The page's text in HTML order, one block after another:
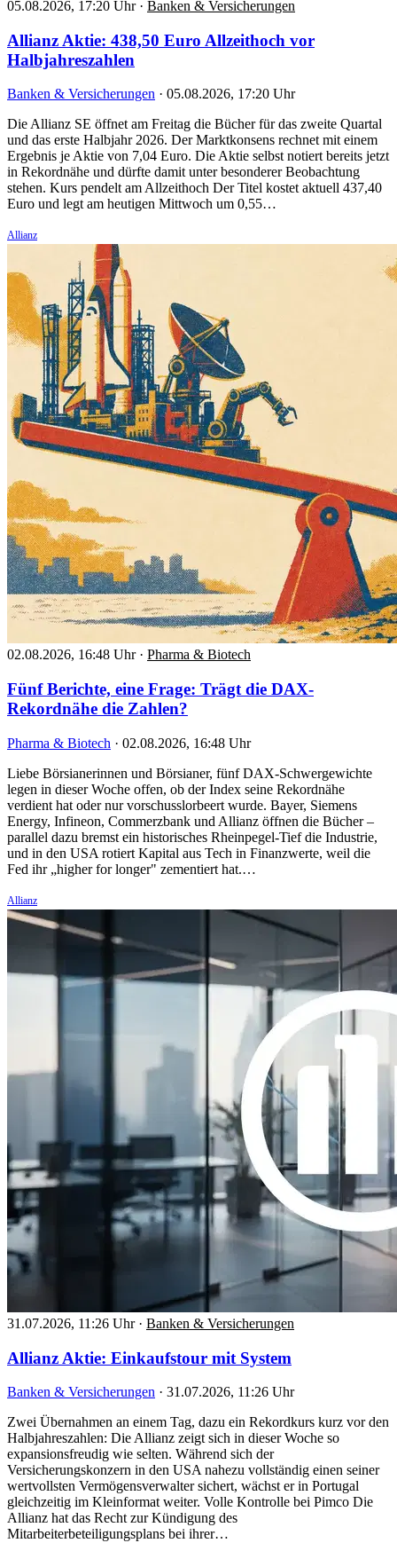
05.08.2026, 17:20 Uhr · Banken & Versicherungen
Allianz Aktie: 438,50 Euro Allzeithoch vor
Halbjahreszahlen
Banken & Versicherungen · 05.08.2026, 17:20 Uhr
Die Allianz SE öffnet am Freitag die Bücher für das zweite Quartal
und das erste Halbjahr 2026. Der Marktkonsens rechnet mit einem
Ergebnis je Aktie von 7,04 Euro. Die Aktie selbst notiert bereits jetzt
in Rekordnähe und dürfte damit unter besonderer Beobachtung
stehen. Kurs pendelt am Allzeithoch Der Titel kostet aktuell 437,40
Euro und legt am heutigen Mittwoch um 0,55…
Allianz
02.08.2026, 16:48 Uhr · Pharma & Biotech
Fünf Berichte, eine Frage: Trägt die DAX-
Rekordnähe die Zahlen?
Pharma & Biotech · 02.08.2026, 16:48 Uhr
Liebe Börsianerinnen und Börsianer, fünf DAX-Schwergewichte
legen in dieser Woche offen, ob der Index seine Rekordnähe
verdient hat oder nur vorschusslorbeert wurde. Bayer, Siemens
Energy, Infineon, Commerzbank und Allianz öffnen die Bücher –
parallel dazu bremst ein historisches Rheinpegel-Tief die Industrie,
und in den USA rotiert Kapital aus Tech in Finanzwerte, weil die
Fed ihr „higher for longer" zementiert hat.…
Allianz
31.07.2026, 11:26 Uhr · Banken & Versicherungen
Allianz Aktie: Einkaufstour mit System
Banken & Versicherungen · 31.07.2026, 11:26 Uhr
Zwei Übernahmen an einem Tag, dazu ein Rekordkurs kurz vor den
Halbjahreszahlen: Die Allianz zeigt sich in dieser Woche so
expansionsfreudig wie selten. Während sich der
Versicherungskonzern in den USA nahezu vollständig einen seiner
wertvollsten Vermögensverwalter sichert, wächst er in Portugal
gleichzeitig im Kleinformat weiter. Volle Kontrolle bei Pimco Die
Allianz hat das Recht zur Kündigung des
Mitarbeiterbeteiligungsplans bei ihrer…